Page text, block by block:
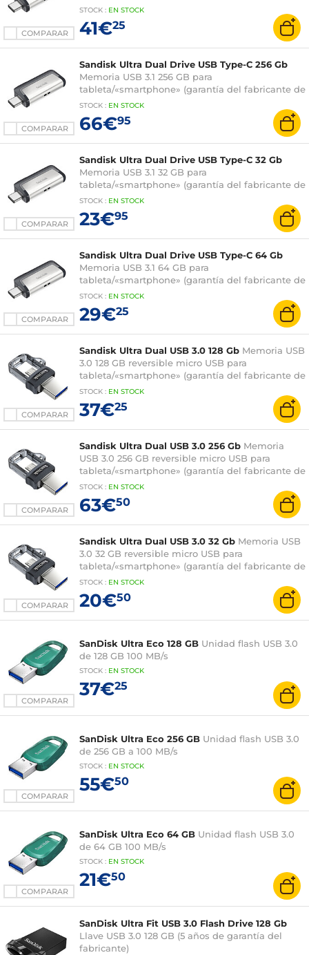
COMPARAR
5 años)
STOCK : EN STOCK
41€25
COMPARAR
Sandisk Ultra Dual Drive USB Type-C 256 Gb
Memoria USB 3.1 256 GB para
tableta/«smartphone» (garantía del fabricante de
5 años)
STOCK : EN STOCK
66€95
COMPARAR
Sandisk Ultra Dual Drive USB Type-C 32 Gb
Memoria USB 3.1 32 GB para
tableta/«smartphone» (garantía del fabricante de
5 años)
STOCK : EN STOCK
23€95
COMPARAR
Sandisk Ultra Dual Drive USB Type-C 64 Gb
Memoria USB 3.1 64 GB para
tableta/«smartphone» (garantía del fabricante de
5 años)
STOCK : EN STOCK
29€25
COMPARAR
Sandisk Ultra Dual USB 3.0 128 Gb Memoria USB
3.0 128 GB reversible micro USB para
tableta/«smartphone» (garantía del fabricante de
5 años)
STOCK : EN STOCK
37€25
COMPARAR
Sandisk Ultra Dual USB 3.0 256 Gb Memoria
USB 3.0 256 GB reversible micro USB para
tableta/«smartphone» (garantía del fabricante de
5 años)
STOCK : EN STOCK
63€50
COMPARAR
Sandisk Ultra Dual USB 3.0 32 Gb Memoria USB
3.0 32 GB reversible micro USB para
tableta/«smartphone» (garantía del fabricante de
5 años)
STOCK : EN STOCK
20€50
COMPARAR
SanDisk Ultra Eco 128 GB Unidad flash USB 3.0
de 128 GB 100 MB/s
STOCK : EN STOCK
37€25
COMPARAR
SanDisk Ultra Eco 256 GB Unidad flash USB 3.0
de 256 GB a 100 MB/s
STOCK : EN STOCK
55€50
COMPARAR
SanDisk Ultra Eco 64 GB Unidad flash USB 3.0
de 64 GB 100 MB/s
STOCK : EN STOCK
21€50
SanDisk Ultra Fit USB 3.0 Flash Drive 128 Gb
Llave USB 3.0 128 GB (5 años de garantía del
fabricante)